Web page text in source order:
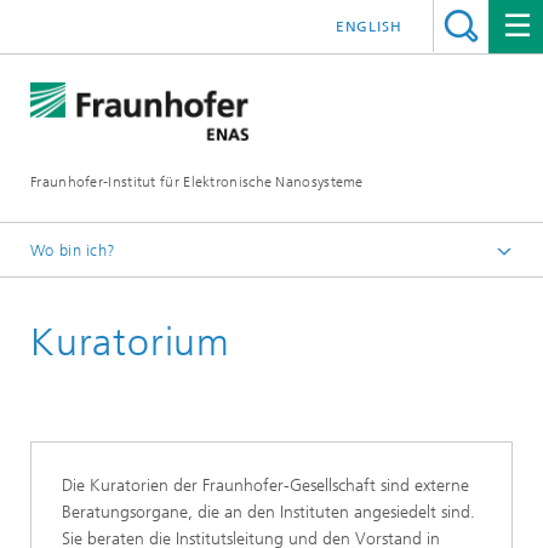
Fraunhofer-Institut für Elektronische Nanosysteme
ENGLISH
Wo bin ich?
Institut
Kuratorium
Die Kuratorien der Fraunhofer-Gesellschaft sind externe
Beratungsorgane, die an den Instituten angesiedelt sind.
Sie beraten die Institutsleitung und den Vorstand in